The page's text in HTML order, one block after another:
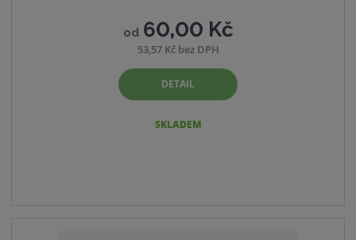
od 60,00 Kč
53,57 Kč bez DPH
DETAIL
SKLADEM